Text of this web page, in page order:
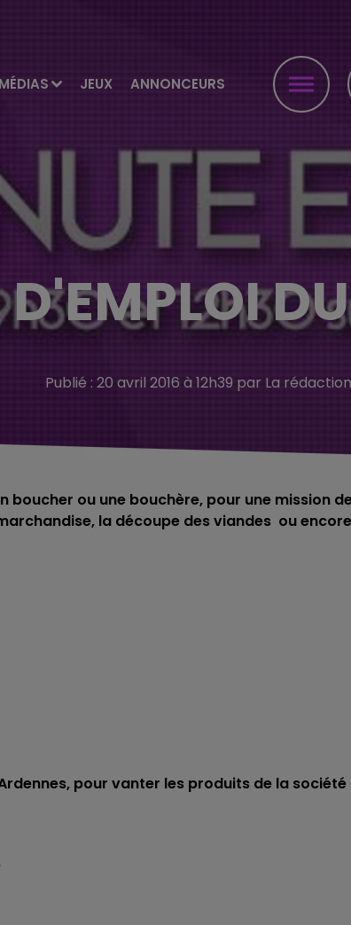
MÉDIAS JEUX ANNONCEURS
D'EMPLOI
Publié : 20 avril 2016 à 12h39 par La rédaction
boucher ou une bouchère, pour une mission
la découpe des viandes ou
pour vanter les produits de la société